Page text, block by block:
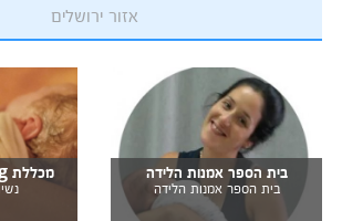
אזור ירושלים
בית הספר אמנות הלידה
בית הספר אמנות הלידה
מכללת WomanBeing